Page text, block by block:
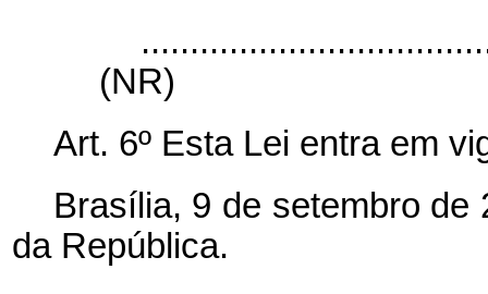
(NR)
Art. 6º Esta Lei entra em
Brasília, 9 de setembro de
da República.